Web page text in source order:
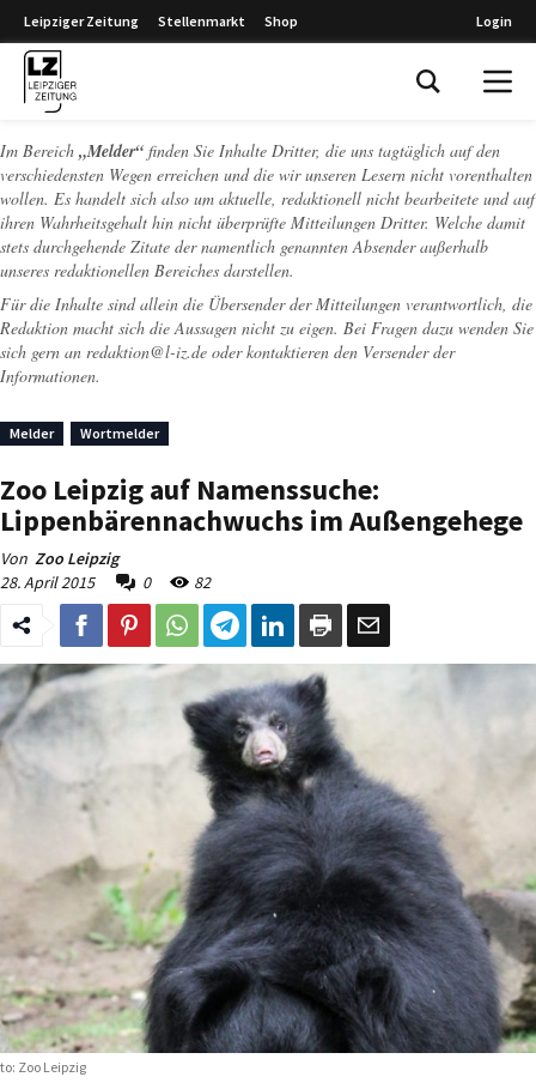
Leipziger Zeitung Stellenmarkt Shop Login
Im Bereich „Melder“ finden Sie Inhalte Dritter, die uns tagtäglich auf den
verschiedensten Wegen erreichen und die wir unseren Lesern nicht vorenthalten
wollen. Es handelt sich also um aktuelle, redaktionell nicht bearbeitete und auf
ihren Wahrheitsgehalt hin nicht überprüfte Mitteilungen Dritter. Welche damit
stets durchgehende Zitate der namentlich genannten Absender außerhalb
unseres redaktionellen Bereiches darstellen.
Für die Inhalte sind allein die Übersender der Mitteilungen verantwortlich, die
Redaktion macht sich die Aussagen nicht zu eigen. Bei Fragen dazu wenden Sie
sich gern an redaktion@l-iz.de oder kontaktieren den Versender der
Informationen.
Melder Wortmelder
Zoo Leipzig auf Namenssuche:
Lippenbärennachwuchs im Außengehege
Von Zoo Leipzig
28. April 2015
0 82
Zoo Leipzig